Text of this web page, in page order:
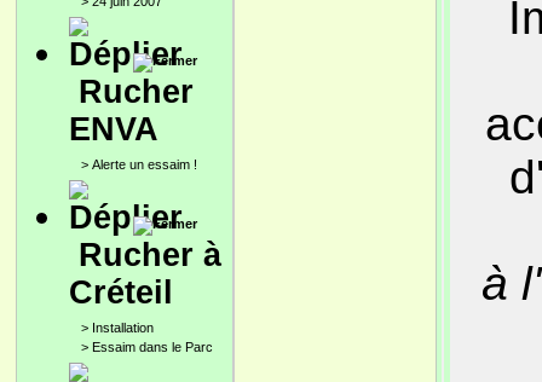
Rucher
ENVA
> Alerte un essaim !
Rucher à
Créteil
> Installation
> Essaim dans le Parc
à